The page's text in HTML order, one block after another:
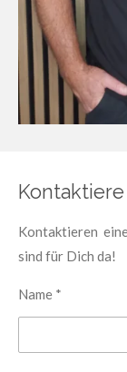
Kontaktieren
sind für Dich da!
Name *